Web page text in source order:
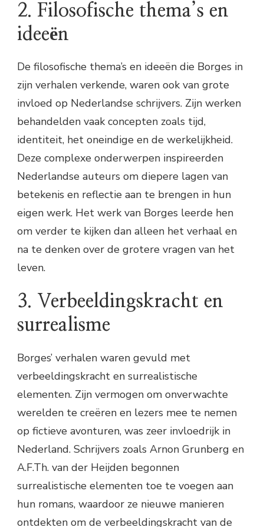
2. Filosofische thema’s en
ideeën
De filosofische thema’s en ideeën die Borges in
zijn verhalen verkende, waren ook van grote
invloed op Nederlandse schrijvers. Zijn werken
behandelden vaak concepten zoals tijd,
identiteit, het oneindige en de werkelijkheid.
Deze complexe onderwerpen inspireerden
Nederlandse auteurs om diepere lagen van
betekenis en reflectie aan te brengen in hun
eigen werk. Het werk van Borges leerde hen
om verder te kijken dan alleen het verhaal en
na te denken over de grotere vragen van het
leven.
3. Verbeeldingskracht en
surrealisme
Borges’ verhalen waren gevuld met
verbeeldingskracht en surrealistische
elementen. Zijn vermogen om onverwachte
werelden te creëren en lezers mee te nemen
op fictieve avonturen, was zeer invloedrijk in
Nederland. Schrijvers zoals Arnon Grunberg en
A.F.Th. van der Heijden begonnen
surrealistische elementen toe te voegen aan
hun romans, waardoor ze nieuwe manieren
ontdekten om de verbeeldingskracht van de